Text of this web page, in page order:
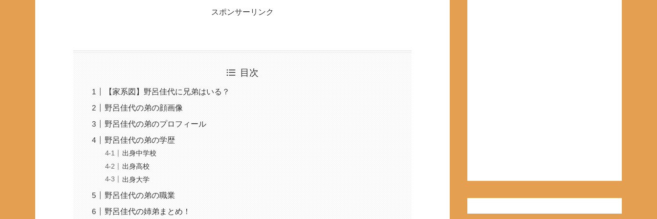
スポンサーリンク
目次
【家系図】野呂佳代に兄弟はいる？
野呂佳代の弟の顔画像
野呂佳代の弟のプロフィール
野呂佳代の弟の学歴
出身中学校
出身高校
出身大学
野呂佳代の弟の職業
野呂佳代の姉弟まとめ！